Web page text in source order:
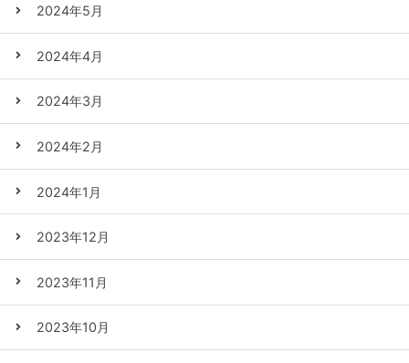
2024年5月
2024年4月
2024年3月
2024年2月
2024年1月
2023年12月
2023年11月
2023年10月